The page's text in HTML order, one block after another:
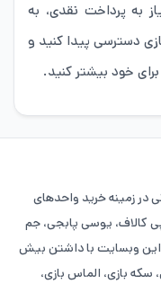
به پرداخت نقدی، به
دسترسی پیدا کنید و
خود بیشتر کنید.
در زمینه خرید واحدهای
کالاف، یوسی پابجی، جم
این وبسایت با داشتن بیش
سکه بازی، الماس بازی،